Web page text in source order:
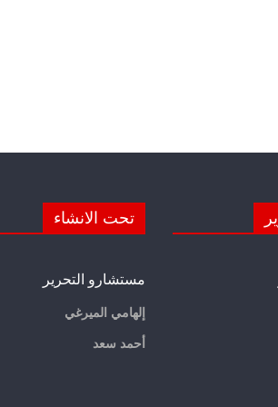
تحت الانشاء
مستشارو التحرير
إلهامي الميرغي
أحمد سعد